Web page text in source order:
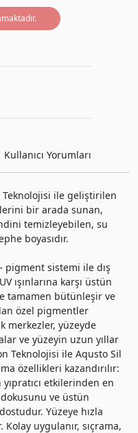
Kullanıcı Yorumları
Teknolojisi ile geliştirilen
bir arada sunan,
temizleyebilen, su
boyasıdır.
pigment sistemi ile dış
ışınlarına karşı üstün
tamamen bütünleşir ve
özel pigmentler
merkezler, yüzeyde
ve yüzeyin uzun yıllar
Teknolojisi ile Aqusto Sil
özellikleri kazandırılır:
etkilerinden en
ve üstün
Yüzeye hızla
uygulanır, sıçrama,